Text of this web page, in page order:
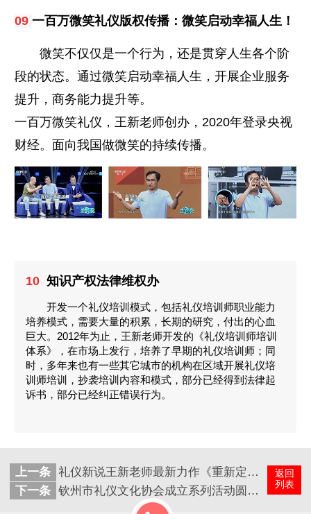
09 一百万微笑礼仪版权传播：微笑启动幸福人生！
微笑不仅仅是一个行为，还是贯穿人生各个阶
段的状态。通过微笑启动幸福人生，开展企业服务
提升，商务能力提升等。
一百万微笑礼仪，王新老师创办，2020年登录央视
财经。面向我国做微笑的持续传播。
10 知识产权法律维权办
开发一个礼仪培训模式，包括礼仪培训师职业能力
培养模式，需要大量的积累，长期的研究，付出的心血
巨大。2012年为止，王新老师开发的《礼仪培训师培训
体系》，在市场上发行，培养了早期的礼仪培训师；同
时，多年来也有一些其它城市的机构在区域开展礼仪培
训师培训，抄袭培训内容和模式，部分已经得到法律起
诉书，部分已经纠正错误行为。
返回
列表
上一条 礼仪新说王新老师最新力作《重新定义礼仪培训师》全国预售中！
下一条 钦州市礼仪文化协会成立系列活动圆满成功